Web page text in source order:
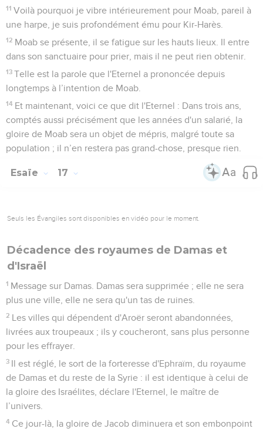
11 Voilà pourquoi je vibre intérieurement pour Moab, pareil à
une harpe, je suis profondément ému pour Kir-Harès.
12 Moab se présente, il se fatigue sur les hauts lieux. Il entre
dans son sanctuaire pour prier, mais il ne peut rien obtenir.
13 Telle est la parole que l'Eternel a prononcée depuis
longtemps à l’intention de Moab.
14 Et maintenant, voici ce que dit l'Eternel : Dans trois ans,
comptés aussi précisément que les années d'un salarié, la
gloire de Moab sera un objet de mépris, malgré toute sa
population ; il n’en restera pas grand-chose, presque rien.
Esaïe 17
Seuls les Évangiles sont disponibles en vidéo pour le moment.
Décadence des royaumes de Damas et
d'Israël
1 Message sur Damas. Damas sera supprimée ; elle ne sera
plus une ville, elle ne sera qu'un tas de ruines.
2 Les villes qui dépendent d'Aroër seront abandonnées,
livrées aux troupeaux ; ils y coucheront, sans plus personne
pour les effrayer.
3 Il est réglé, le sort de la forteresse d'Ephraïm, du royaume
de Damas et du reste de la Syrie : il est identique à celui de
la gloire des Israélites, déclare l'Eternel, le maître de
l’univers.
4 Ce jour-là, la gloire de Jacob diminuera et son embonpoint